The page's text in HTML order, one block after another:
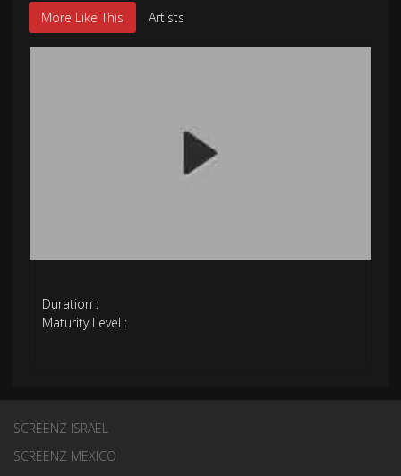
More Like This Artists
Duration :
Maturity Level :
SCREENZ ISRAEL
SCREENZ MEXICO